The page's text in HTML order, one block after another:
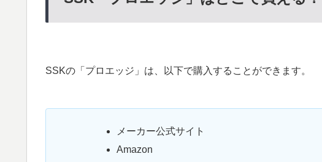
SSKの「プロエッジ」は、以下で購入することができます。
メーカー公式サイト
Amazon